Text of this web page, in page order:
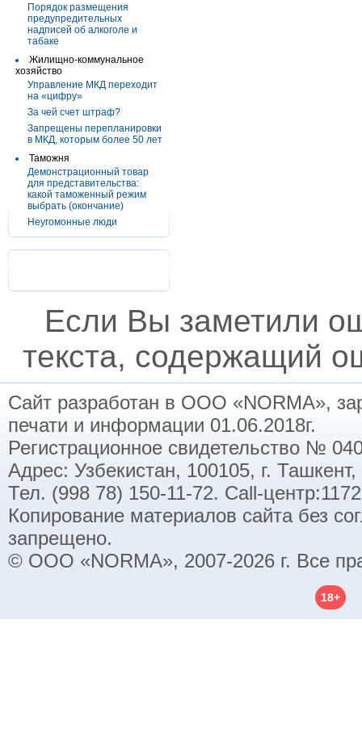
Порядок размещения
предупредительных
надписей об алкоголе и
табаке
Жилищно-коммунальное
хозяйство
Управление МКД переходит
на «цифру»
За чей счет штраф?
Запрещены перепланировки
в МКД, которым более 50 лет
Таможня
Демонстрационный товар
для представительства:
какой таможенный режим
выбрать (окончание)
Неугомонные люди
Если Вы заметили
текста, содержащий
Сайт разработан в ООО «NORMA»,
печати и информации 01.06.2018г.
Регистрационное свидетельство №
Адрес: Узбекистан, 100105, г.
Тел. (998 78) 150-11-72. Call-
Копирование материалов сайта без
запрещено.
© ООО «NORMA», 2007-2026 г. Все
18+